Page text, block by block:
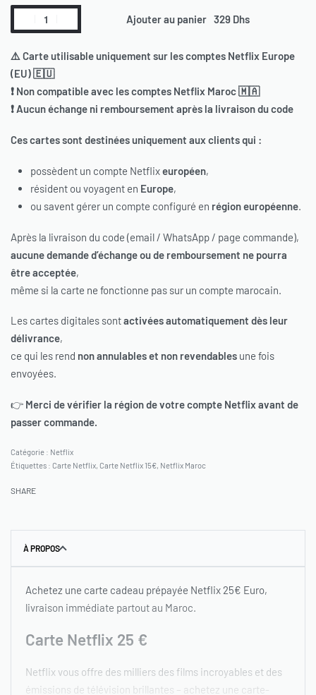
Ajouter au panier
⚠️ Carte utilisable uniquement sur les comptes Netflix Europe
(EU) 🇪🇺
❗ Non compatible avec les comptes Netflix Maroc 🇲🇦
❗ Aucun échange ni remboursement après la livraison du code
Ces cartes sont destinées uniquement aux clients qui :
possèdent un compte Netflixeuropéen,
résident ou voyagent en Europe,
ou savent gérer un compte configuré en région européenne.
Après la livraison du code (email / WhatsApp / page commande),
aucune demande d’échange ou de remboursement ne pourra
être acceptée,
même si la carte ne fonctionne pas sur un compte marocain.
Les cartes digitales sontactivées automatiquement dès leur
délivrance,
ce qui les rend non annulables et non revendables une fois
envoyées.
👉 Merci de vérifier la région de votre compte Netflix avant de
passer commande.
Catégorie : Netflix
Étiquettes : Carte Netflix, Carte Netflix 15€, Netflix Maroc
SHARE
À PROPOS
Achetez une carte cadeau prépayée Netflix 25€ Euro,
livraison immédiate partout au Maroc.
Carte Netflix 25 €
Netflix vous offre des milliers des films incroyables et des
émissions de télévision brillantes – achetez une carte-